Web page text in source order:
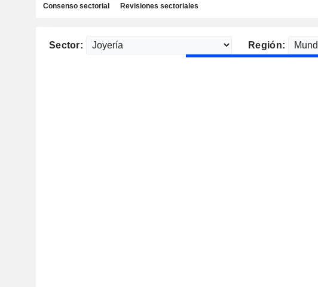
Consenso sectorial Revisiones sectoriales
Sector: Región: